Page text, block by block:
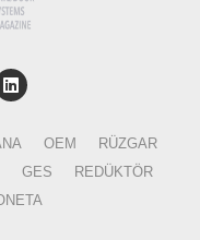
OEM
RÜZGAR
GES
REDÜKTÖR